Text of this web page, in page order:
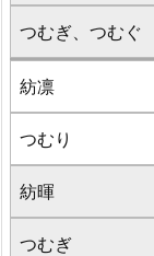
つむぎ、つむぐ
紡凛
つむり
紡暉
つむぎ